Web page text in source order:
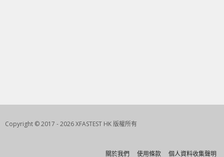
Copyright © 2017 - 2026 XFASTEST HK 版權所有
關於我們 使用條款 個人資料收集聲明